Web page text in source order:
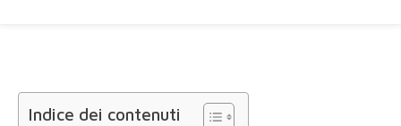
Indice dei contenuti